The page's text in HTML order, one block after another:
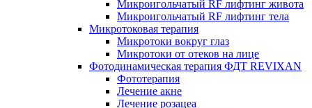
Микроигольчатый RF лифтинг живота
Микроигольчатый RF лифтинг тела
Микротоковая терапия
Микротоки вокруг глаз
Микротоки от отеков на лице
Фотодинамическая терапия ФДТ REVIXAN
Фототерапия
Лечение акне
Лечение розацеа